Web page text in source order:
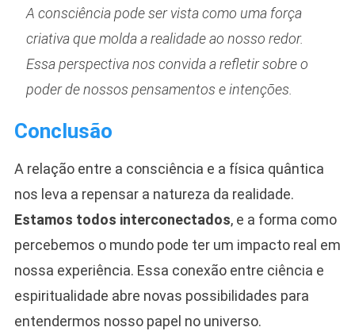
A consciência pode ser vista como uma força
criativa que molda a realidade ao nosso redor.
Essa perspectiva nos convida a refletir sobre o
poder de nossos pensamentos e intenções.
Conclusão
A relação entre a consciência e a física quântica
nos leva a repensar a natureza da realidade.
Estamos todos interconectados, e a forma como
percebemos o mundo pode ter um impacto real em
nossa experiência. Essa conexão entre ciência e
espiritualidade abre novas possibilidades para
entendermos nosso papel no universo.